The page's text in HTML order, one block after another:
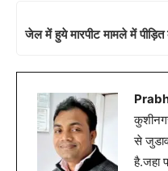
जेल में हुये मारपीट मामले में
से
है.जहा